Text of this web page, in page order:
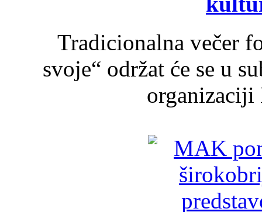
Tradicionalna večer
svoje“ održat će se u
organizaciji